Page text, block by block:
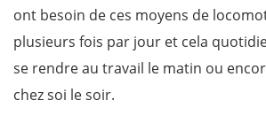
ont besoin de ces moyens de
plusieurs fois par jour et cela
se rendre au travail le matin ou
chez soi le soir.